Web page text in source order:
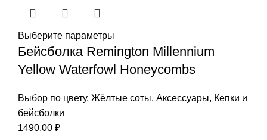
Выберите параметры
Бейсболка Remington Millennium
Yellow Waterfowl Honeycombs
Выбор по цвету, Жёлтые соты, Аксессуары, Кепки и
бейсболки
1490,00 ₽